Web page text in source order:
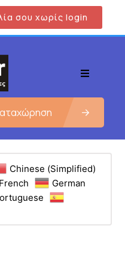
σου χωρίς login
Chinese (Simplified)
French
German